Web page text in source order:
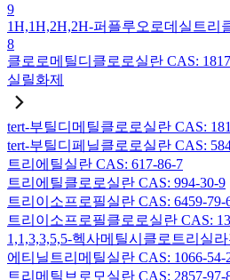
9
1H,1H,2H,2H-퍼플루오로데실트리
8
클로로메틸디클로로실란 CAS:
실릴화제
tert-부틸디메틸클로로실란 CAS:
tert-부틸디페닐클로로실란 CAS:
트리에틸실란 CAS: 617-86-7
트리에틸클로로실란 CAS: 994-30-9
트리이소프로필실란 CAS: 6459-79-
트리이소프로필클로로실란 CAS:
1,1,3,3,5,5-헥사메틸시클로트리실
에티닐트리메틸실란 CAS: 1066-54-
트리메틸브로모실란 CAS: 2857-97-